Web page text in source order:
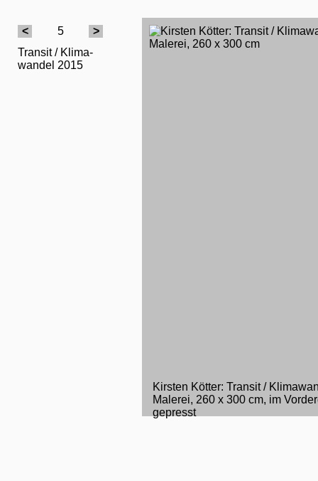
Kirsten Kötter: Transit /
Malerei, 260 x 300 cm, im
gepresst
< >
5
Transit / Klima-
wandel 2015